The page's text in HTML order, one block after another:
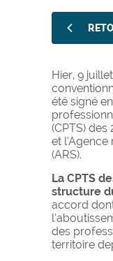
Hier, 9
été signé
(CPTS) des
et
(ARS).
La CPTS
structure
accord
des
territoire